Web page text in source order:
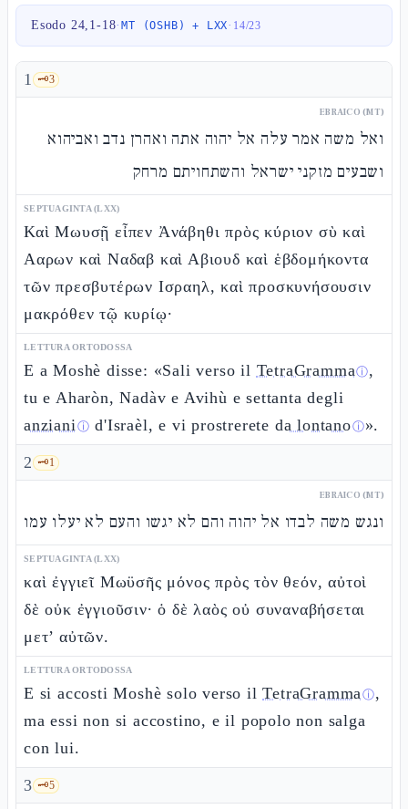
Esodo 24,1-18·MT (OSHB) + LXX· 14/23
1 🗝️3
EBRAICO (MT)
ואל משה אמר עלה אל יהוה אתה ואהרן נדב ואביהוא
ושבעים מזקני ישראל והשתחויתם מרחק
SEPTUAGINTA (LXX)
Καὶ Μωυσῇ εἶπεν Ἀνάβηθι πρὸς κύριον σὺ καὶ
Ααρων καὶ Ναδαβ καὶ Αβιουδ καὶ ἑβδομήκοντα
τῶν πρεσβυτέρων Ισραηλ, καὶ προσκυνήσουσιν
μακρόθεν τῷ κυρίῳ·
LETTURA ORTODOSSA
E a Moshè disse: «Sali verso il TetraGrammaⓘ,
tu e Aharòn, Nadàv e Avihù e settanta degli
anzianiⓘ d'Israèl, e vi prostrerete da lontanoⓘ».
2 🗝️1
EBRAICO (MT)
ונגש משה לבדו אל יהוה והם לא יגשו והעם לא יעלו עמו
SEPTUAGINTA (LXX)
καὶ ἐγγιεῖ Μωϋσῆς μόνος πρὸς τὸν θεόν, αὐτοὶ
δὲ οὐκ ἐγγιοῦσιν· ὁ δὲ λαὸς οὐ συναναβήσεται
μετ’ αὐτῶν.
LETTURA ORTODOSSA
E si accosti Moshè solo verso ilTetraGrammaⓘ,
ma essi non si accostino, e il popolo non salga
con lui.
3 🗝️5